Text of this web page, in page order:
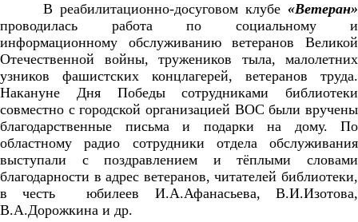
В реабилитационно-досуговом клубе «Ветеран»
проводилась работа по социальному и
информационному обслуживанию ветеранов Великой
Отечественной войны, тружеников тыла, малолетних
узников фашистских концлагерей, ветеранов труда.
Накануне Дня Победы сотрудниками библиотеки
совместно с городской организацией ВОС были вручены
благодарственные письма и подарки на дому. По
областному радио сотрудники отдела обслуживания
выступали с поздравлением и тёплыми словами
благодарности в адрес ветеранов, читателей библиотеки,
в честь юбилеев И.А.Афанасьева, В.И.Изотова,
В.А.Дорожкина и др.